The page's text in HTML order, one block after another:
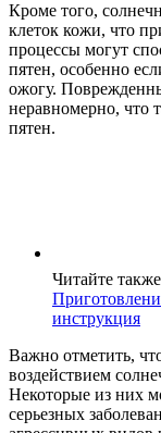
Кроме того,
клеток кожи, что
процессы могут
пятен, особенно
ожогу.
неравномерно, что
пятен.
Читайте
инструкция
Важно отметить,
воздействием
Некоторые из них
серьезных